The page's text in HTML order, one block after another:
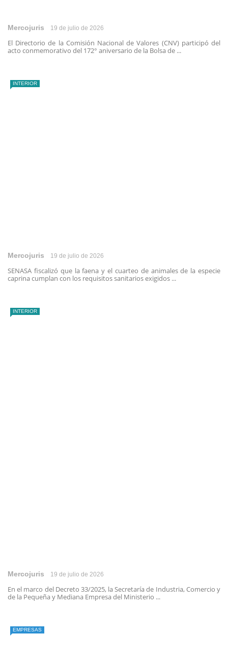
Mercojuris 19 de julio de 2026
El Directorio de la Comisión Nacional de Valores (CNV) participó del
acto conmemorativo del 172° aniversario de la Bolsa de ...
INTERIOR
Mercojuris 19 de julio de 2026
SENASA fiscalizó que la faena y el cuarteo de animales de la especie
caprina cumplan con los requisitos sanitarios exigidos ...
INTERIOR
Mercojuris 19 de julio de 2026
En el marco del Decreto 33/2025, la Secretaría de Industria, Comercio y
de la Pequeña y Mediana Empresa del Ministerio ...
EMPRESAS